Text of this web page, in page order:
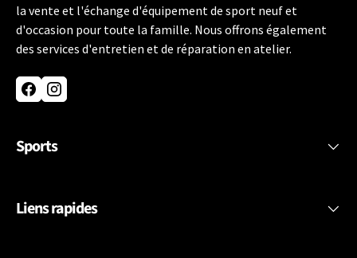
la vente et l'échange d'équipement de sport neuf et
d'occasion pour toute la famille. Nous offrons également
des services d'entretien et de réparation en atelier.
FacebookInstagram
Sports
Liens rapides